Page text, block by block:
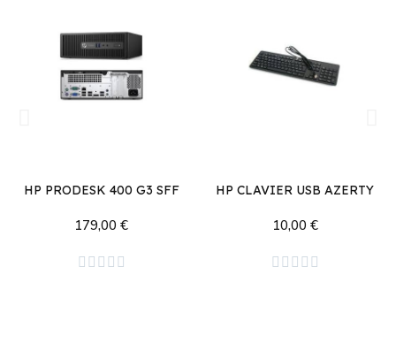
HP PRODESK 400 G3 SFF
179,00 €
    
HP CLAVIER USB AZERTY
10,00 €
    